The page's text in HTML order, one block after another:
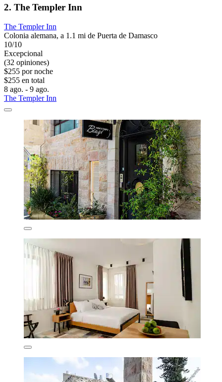
2. The Templer Inn
The Templer Inn
Colonia alemana, a 1.1 mi de Puerta de Damasco
10/10
Excepcional
(32 opiniones)
$255 por noche
$255 en total
8 ago. - 9 ago.
The Templer Inn